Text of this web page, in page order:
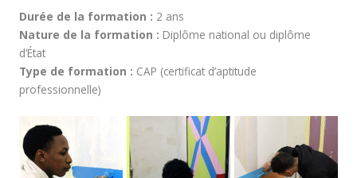
Durée de la formation : 2 ans
Nature de la formation : Diplôme national ou diplôme
d’État
Type de formation : CAP (certificat d’aptitude
professionnelle)